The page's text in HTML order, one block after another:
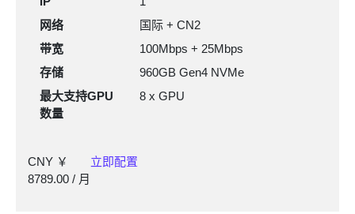
网络
国际 + CN2
带宽
100Mbps + 25Mbps
存储
960GB Gen4 NVMe
最大支持GPU
数量
8 x GPU
CNY ￥
8789.00 / 月
立即配置